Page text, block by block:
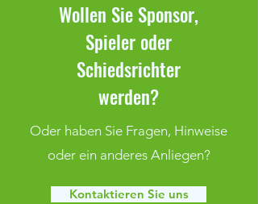
Duralin-Cup & Optimum Cup
Wollen Sie Sponsor,
Spieler oder
Schiedsrichter
werden?
Oder haben Sie Fragen, Hinweise
oder ein anderes Anliegen?
Kontaktieren Sie uns